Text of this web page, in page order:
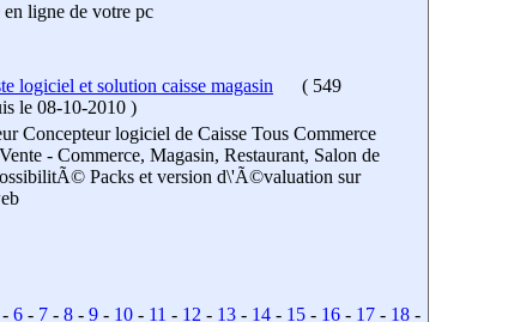
en ligne de votre pc
logiciel et solution caisse magasin ( 549
le 08-10-2010 )
Concepteur logiciel de Caisse Tous Commerce
- Commerce, Magasin, Restaurant, Salon de
Packs et version d\'Ã©valuation sur
6- 7- 8- 9- 10- 11 - 12 - 13- 14- 15- 16- 17- 18-